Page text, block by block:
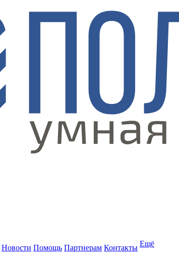
Новости Помощь Партнерам Контакты Ещё